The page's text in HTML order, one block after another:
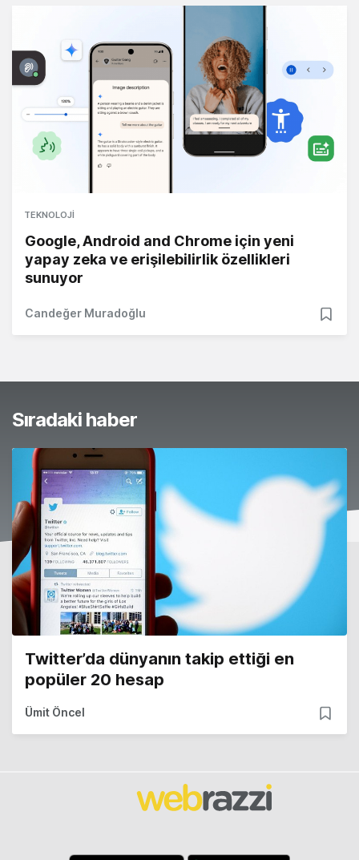
TEKNOLOJI
Google, Android and Chrome için yeni
yapay zeka ve erişilebilirlik özellikleri
sunuyor
Candeğer Muradoğlu
Sıradaki haber
Twitter’da dünyanın takip ettiği en
popüler 20 hesap
Ümit Öncel